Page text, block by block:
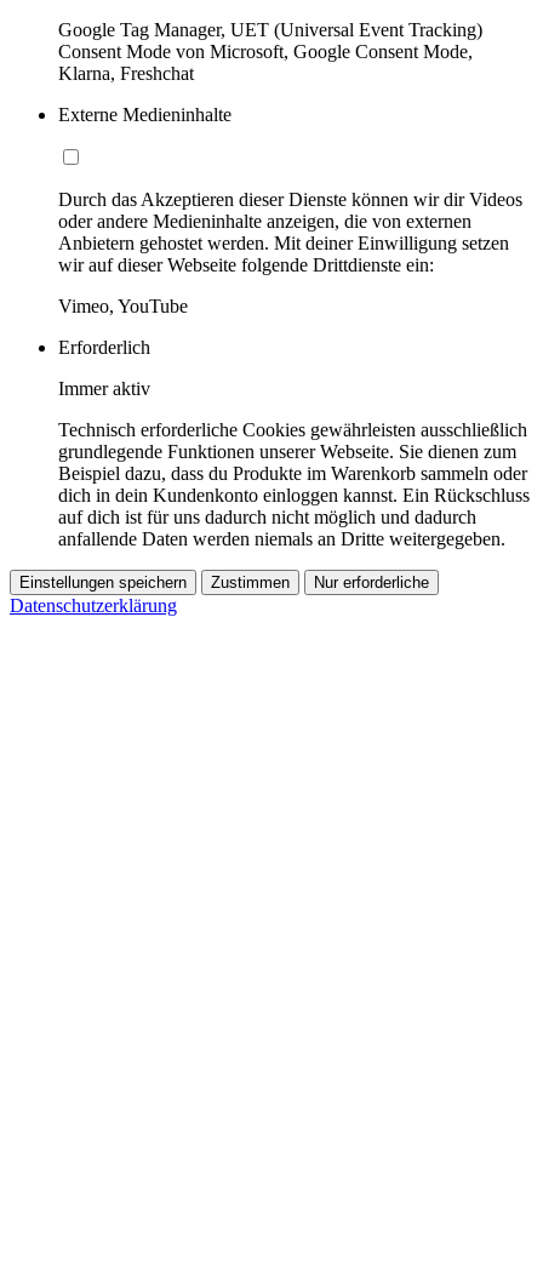
Google Tag Manager, UET (Universal Event Tracking)
Consent Mode von Microsoft, Google Consent Mode,
Klarna, Freshchat
Externe Medieninhalte
Durch das Akzeptieren dieser Dienste können wir dir Videos
oder andere Medieninhalte anzeigen, die von externen
Anbietern gehostet werden. Mit deiner Einwilligung setzen
wir auf dieser Webseite folgende Drittdienste ein:
Vimeo, YouTube
Erforderlich
Immer aktiv
Technisch erforderliche Cookies gewährleisten ausschließlich
grundlegende Funktionen unserer Webseite. Sie dienen zum
Beispiel dazu, dass du Produkte im Warenkorb sammeln oder
dich in dein Kundenkonto einloggen kannst. Ein Rückschluss
auf dich ist für uns dadurch nicht möglich und dadurch
anfallende Daten werden niemals an Dritte weitergegeben.
Einstellungen speichern Zustimmen Nur erforderliche
Datenschutzerklärung